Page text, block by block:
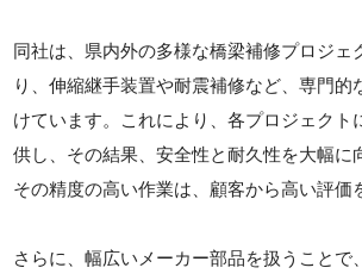
同社は、県内外の多様な橋梁補修プロジェ
り、伸縮継手装置や耐震補修など、専門的
けています。これにより、各プロジェクト
供し、その結果、安全性と耐久性を大幅に
その精度の高い作業は、顧客から高い評価
さらに、幅広いメーカー部品を扱うことで